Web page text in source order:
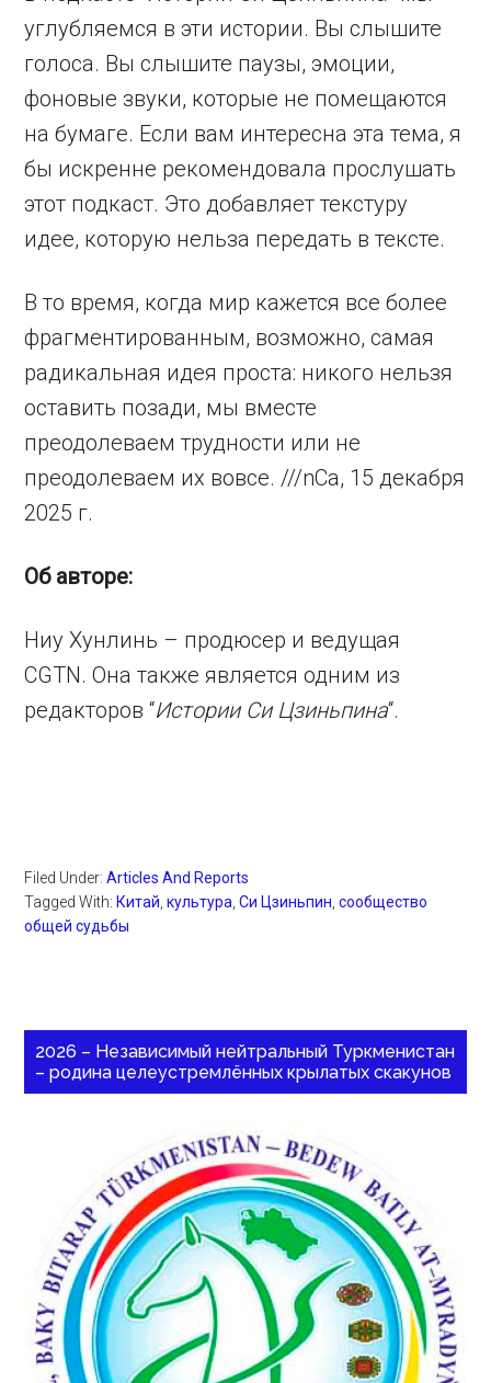
углубляемся в эти истории. Вы слышите
голоса. Вы слышите паузы, эмоции,
фоновые звуки, которые не помещаются
на бумаге. Если вам интересна эта тема, я
бы искренне рекомендовала прослушать
этот подкаст. Это добавляет текстуру
идее, которую нельза передать в тексте.
В то время, когда мир кажется все более
фрагментированным, возможно, самая
радикальная идея проста: никого нельзя
оставить позади, мы вместе
преодолеваем трудности или не
преодолеваем их вовсе. ///nCa, 15 декабря
2025 г.
Об авторе:
Ниу Хунлинь – продюсер и ведущая
CGTN. Она также является одним из
редакторов “Истории Си Цзиньпина“.
Filed Under:Articles And Reports
Tagged With: Китай ,культура ,Си Цзиньпин ,сообщество
общей судьбы
2026 – Независимый нейтральный Туркменистан
– родина целеустремлённых крылатых скакунов